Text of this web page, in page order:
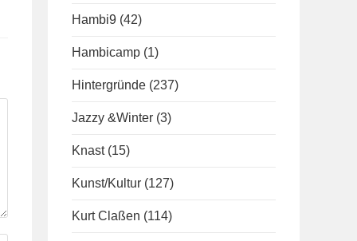
Hambi9 (42)
Hambicamp (1)
Hintergründe (237)
Jazzy &Winter (3)
Knast (15)
Kunst/Kultur (127)
Kurt Claßen (114)